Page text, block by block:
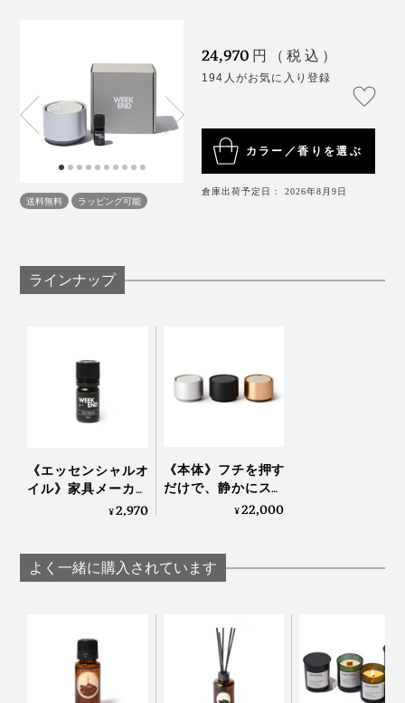
らかいふきんにしみ込ませ、軽くたたいて染み抜きして
底面に付いている滑り止めシートも、はがすだけで簡単
洗いをどうぞ。
空気の浄化と気分のリフレッシュをテーマに、６種類の
精油をブレンド。
オイルを垂らした瞬間、キレのあるサンショウの香りが
ささやかに駆け抜けます。すぐに柑橘のフレッシュな甘
仕事をはじめる時に心地よく頭と体にスイッチが入り、
爽やかな樹木の香りへの変化が、集中しやすい空間づく
まさに、快適なワークスペースにぴったりの香りです。
［エッセンシャルオイル WORKSPACE］
容量：5ml
成分：ヒノキ木部・枝葉、スギ枝葉、サンショウ果
皮（すべて飛騨高山産）、オレンジスイート果皮
（オーストラリア産）、レモン果皮（イタリア産）
抽出方法：高圧水蒸気蒸留法（ヒノキ・スギ・サン
ショウ）、圧搾法（オレンジスイート・レモン）
［エッセンシャルオイル OPEN AIR］
容量：5ml
成分：ヒノキ木部・枝葉、スギ枝葉（ともに飛騨高
ーカリレモン（中国産） 、ゼラニウム（エジプト
産） 、ペパーミント（インド産）
抽出方法：高圧水蒸気蒸留法（ヒノキ・スギ枝
ム・ラベンダーアルパイン・ペパーミント）
製造国：日本
［THE HINOKI］
容量：5ml
成分：ヒノキ木部・枝葉（飛騨高山産）
※ギフトラッピングはオプションとなります。ご希望のお客様はお買い物
カート内の「ギフトラッピングを追加する」にチェックを入れてくださ
送料無料 ラッピング可能
24,970 円（税込）
194人がお気に入り登録
カラー／香りを選ぶ
倉庫出荷予定日： 2026年8月9日
ラインナップ
《エッセンシャルオ
イル》家具メーカー
が独自の製法で抽
ドした心地いい香り
｜WEEK END
¥2,970
《本体》フチを押す
だけで、静かにスイ
ッチON！水なし・
ザー 2」｜WEEK
END｜AROMA
¥22,000
よく一緒に購入されています